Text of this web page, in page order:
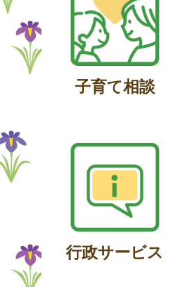
子育て相談
行政サービス